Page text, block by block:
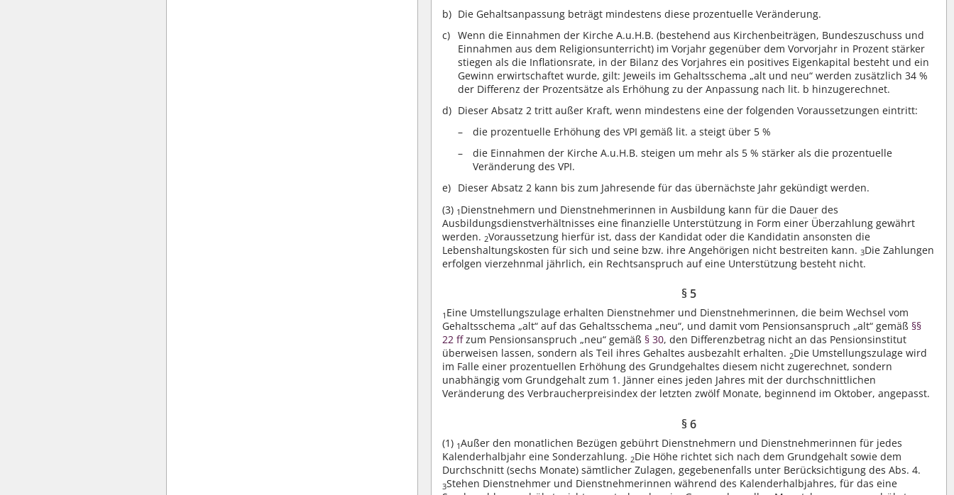
Die Gehaltsanpassung beträgt mindestens diese prozentuelle Veränderung.
Wenn die Einnahmen der Kirche A.u.H.B. (bestehend aus Kirchenbeiträgen, Bundeszuschuss und
Einnahmen aus dem Religionsunterricht) im Vorjahr gegenüber dem Vorvorjahr in Prozent stärker
stiegen als die Inflationsrate, in der Bilanz des Vorjahres ein positives Eigenkapital besteht und ein
Gewinn erwirtschaftet wurde, gilt: Jeweils im Gehaltsschema „alt und neu“ werden zusätzlich 34 %
der Differenz der Prozentsätze als Erhöhung zu der Anpassung nach lit. b hinzugerechnet.
Dieser Absatz 2 tritt außer Kraft, wenn mindestens eine der folgenden Voraussetzungen eintritt:
die prozentuelle Erhöhung des VPI gemäß lit. a steigt über 5 %
die Einnahmen der Kirche A.u.H.B. steigen um mehr als 5 % stärker als die prozentuelle
Veränderung des VPI.
Dieser Absatz 2 kann bis zum Jahresende für das übernächste Jahr gekündigt werden.
(3) 1 Dienstnehmern und Dienstnehmerinnen in Ausbildung kann für die Dauer des
Ausbildungsdienstverhältnisses eine finanzielle Unterstützung in Form einer Überzahlung gewährt
werden. 2Voraussetzung hierfür ist, dass der Kandidat oder die Kandidatin ansonsten die
Lebenshaltungskosten für sich und seine bzw. ihre Angehörigen nicht bestreiten kann.3Die Zahlungen
erfolgen vierzehnmal jährlich, ein Rechtsanspruch auf eine Unterstützung besteht nicht.
§ 5
1 Eine Umstellungszulage erhalten Dienstnehmer und Dienstnehmerinnen, die beim Wechsel vom
Gehaltsschema „alt“ auf das Gehaltsschema „neu“, und damit vom Pensionsanspruch „alt“ gemäß §§
22 ffzum Pensionsanspruch „neu“ gemäß § 30, den Differenzbetrag nicht an das Pensionsinstitut
überweisen lassen, sondern als Teil ihres Gehaltes ausbezahlt erhalten. 2Die Umstellungszulage wird
im Falle einer prozentuellen Erhöhung des Grundgehaltes diesem nicht zugerechnet, sondern
unabhängig vom Grundgehalt zum 1. Jänner eines jeden Jahres mit der durchschnittlichen
Veränderung des Verbraucherpreisindex der letzten zwölf Monate, beginnend im Oktober, angepasst.
§ 6
(1) 1Außer den monatlichen Bezügen gebührt Dienstnehmern und Dienstnehmerinnen für jedes
Kalenderhalbjahr eine Sonderzahlung. 2Die Höhe richtet sich nach dem Grundgehalt sowie dem
Durchschnitt (sechs Monate) sämtlicher Zulagen, gegebenenfalls unter Berücksichtigung des Abs. 4.
3Stehen Dienstnehmer und Dienstnehmerinnen während des Kalenderhalbjahres, für das eine